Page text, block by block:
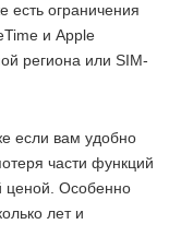
есть ограничения
и Apple
региона или SIM-
если вам удобно
части функций
ценой. Особенно
лет и